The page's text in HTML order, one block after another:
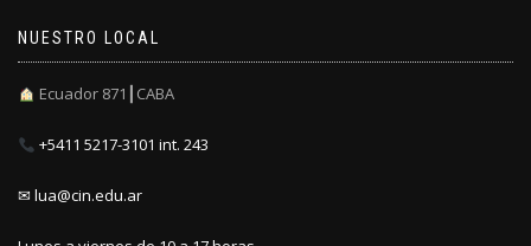
NUESTRO LOCAL
Ecuador 871┃CABA
+5411 5217-3101 int. 243
✉ lua@cin.edu.ar